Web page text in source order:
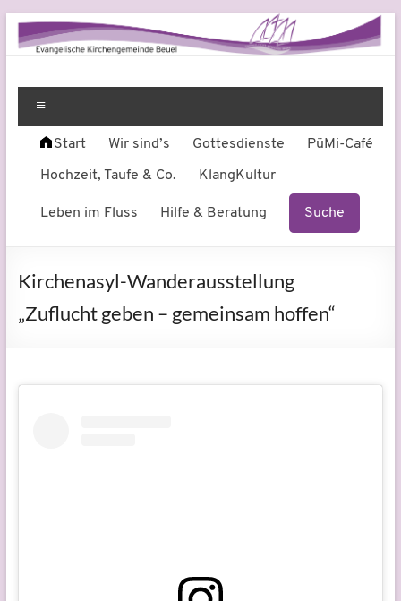
Zum
Inhalt
springen
Evangelische
Kirchengemeinde
Beuel
am
Start Wir sind’s Gottesdienste PüMi-Café
Hochzeit, Taufe & Co. KlangKultur
Leben im Fluss Hilfe & Beratung Suche
Kirchenasyl-Wanderausstellung
„Zuflucht geben – gemeinsam hoffen“